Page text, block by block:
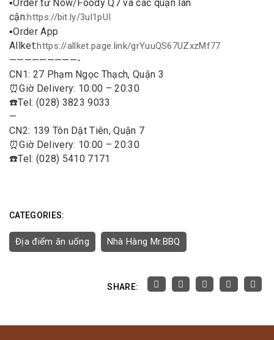
▪️Order từ Now/Foody Q7 và các quận lân
cận:https://bit.ly/3ul1pUI
▪️Order App
Allket:https://allket.page.link/grYuuQS67UZxzMf77
—————————-
CN1: 27 Phạm Ngọc Thạch, Quận 3
⏰Giờ Delivery: 10:00 – 20:30
☎️Tel: (028) 3823 9033
—
CN2: 139 Tôn Dật Tiên, Quận 7
⏰Giờ Delivery: 10:00 – 20:30
☎️Tel: (028) 5410 7171
CATEGORIES:
Địa điểm ăn uống Nhà Hàng Mr.BBQ
SHARE: